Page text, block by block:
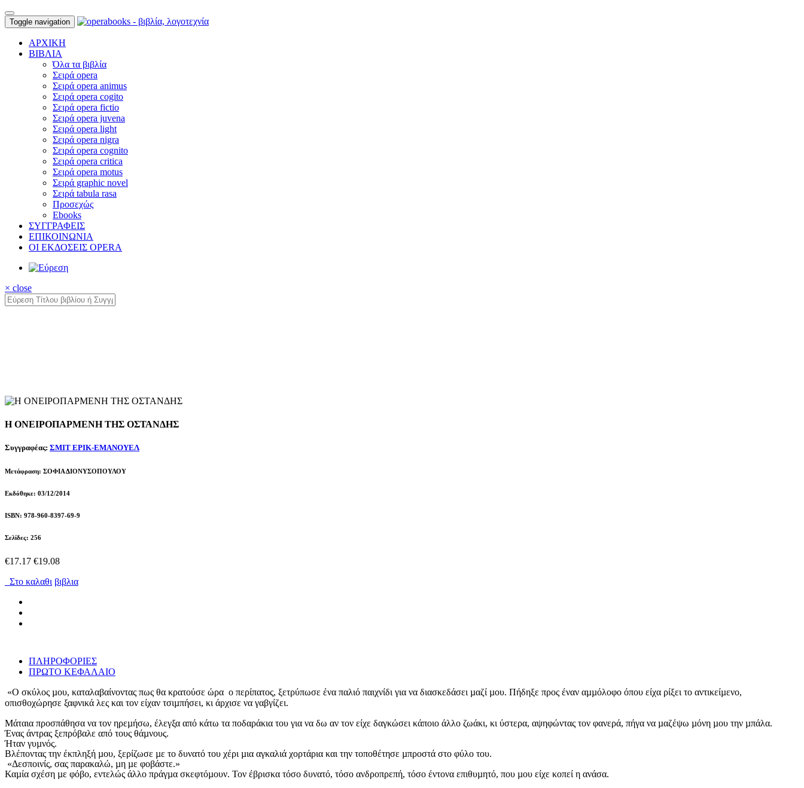
Toggle navigation
ΑΡΧΙΚΗ
ΒΙΒΛΙΑ
Όλα τα βιβλία
Σειρά opera
Σειρά opera animus
Σειρά opera cogito
Σειρά opera fictio
Σειρά opera juvena
Σειρά opera light
Σειρά opera nigra
Σειρά opera cognito
Σειρά opera critica
Σειρά opera motus
Σειρά graphic novel
Σειρά tabula rasa
Προσεχώς
Ebooks
ΣΥΓΓΡΑΦΕΙΣ
ΕΠΙΚΟΙΝΩΝΙΑ
ΟΙ ΕΚΔΟΣΕΙΣ OPERA
× close
Η ΟΝΕΙΡΟΠΑΡΜΕΝΗ ΤΗΣ ΟΣΤΑΝΔΗΣ
Συγγραφέας: ΣΜΙΤ ΕΡΙΚ-ΕΜΑΝΟΥΕΛ
Μετάφραση: ΣΟΦΙΑ ΔΙΟΝΥΣΟΠΟΥΛΟΥ
Εκδόθηκε: 03/12/2014
ISBN: 978-960-8397-69-9
Σελίδες: 256
€17.17 €19.08
Στο καλαθι βιβλια
ΠΛΗΡΟΦΟΡΙΕΣ
ΠΡΩΤΟ ΚΕΦΑΛΑΙΟ
«Ο σκύλος µου, καταλαβαίνοντας πως θα κρατούσε ώρα ο περίπατος, ξετρύπωσε ένα παλιό παιχνίδι για να διασκεδάσει µαζί µου. Πήδηξε προς έναν αµµόλοφο όπου είχα ρίξει το αντικείµενο,
οπισθοχώρησε ξαφνικά λες και τον είχαν τσιµπήσει, κι άρχισε να γαβγίζει.
Μάταια προσπάθησα να τον ηρεµήσω, έλεγξα από κάτω τα ποδαράκια του για να δω αν τον είχε δαγκώσει κάποιο άλλο ζωάκι, κι ύστερα, αψηφώντας τον φανερά, πήγα να µαζέψω µόνη µου την µπάλα.
Ένας άντρας ξεπρόβαλε από τους θάµνους.
Ήταν γυµνός.
Βλέποντας την έκπληξή µου, ξερίζωσε µε το δυνατό του χέρι µια αγκαλιά χορτάρια και την τοποθέτησε µπροστά στο φύλο του.
«Δεσποινίς, σας παρακαλώ, µη µε φοβάστε.»
Καµία σχέση µε φόβο, εντελώς άλλο πράγµα σκεφτόµουν. Τον έβρισκα τόσο δυνατό, τόσο ανδροπρεπή, τόσο έντονα επιθυµητό, που µου είχε κοπεί η ανάσα.